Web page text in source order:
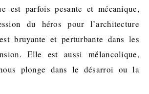
est parfois pesante et mécanique,
du héros pour l’architecture
bruyante et perturbante dans les
Elle est aussi mélancolique,
plonge dans le désarroi ou la